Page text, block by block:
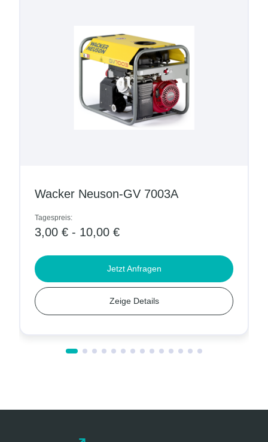
Wacker Neuson-GV 7003A
Tagespreis:
3,00 € - 10,00 €
Zeige Details
Jetzt Anfragen